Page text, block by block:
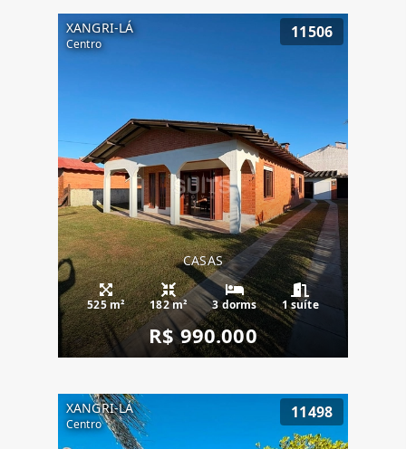
XANGRI-LÁ
Centro
11506
CASAS
525 m² 182 m² 3 dorms 1 suíte
R$ 990.000
XANGRI-LÁ
Centro
11498